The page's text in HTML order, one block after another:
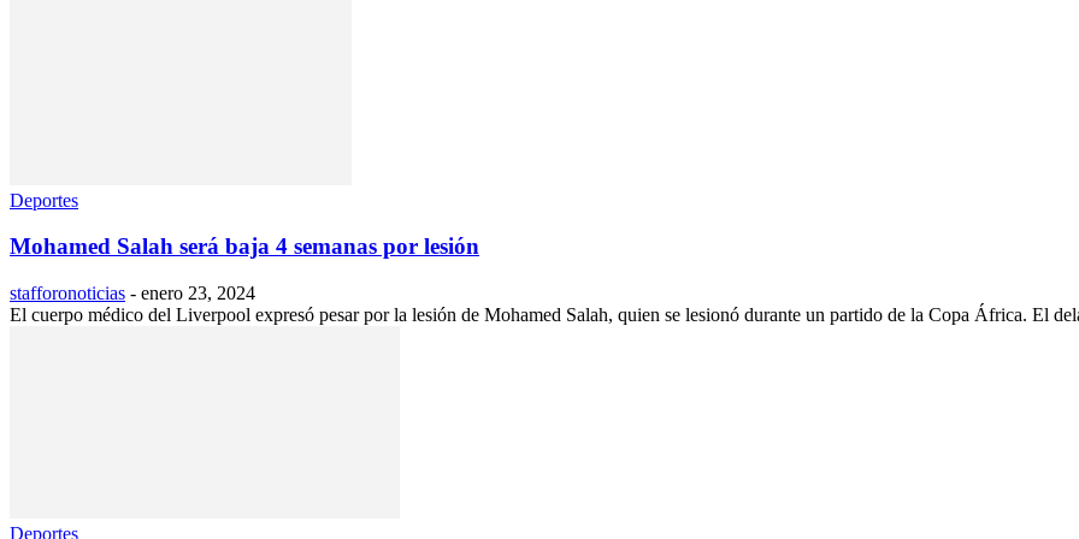
Deportes
Mohamed Salah será baja 4 semanas por lesión
stafforonoticias - enero 23, 2024
El cuerpo médico del Liverpool expresó pesar por la lesión de Mohamed Salah, quien se lesionó durante un partido de la Copa África. El
Deportes